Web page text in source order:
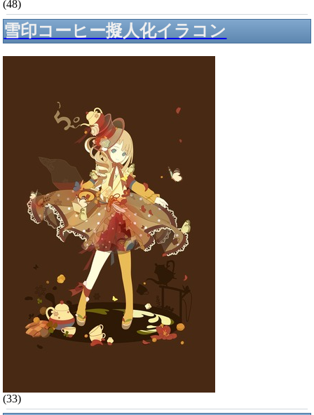
(48)
雪印コーヒー擬人化イラコン
(33)